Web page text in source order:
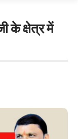
के क्षेत्र में